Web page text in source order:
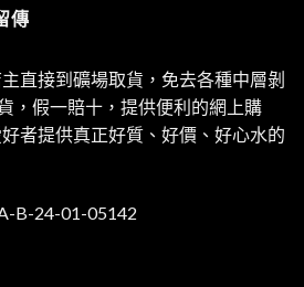
傳
直接到礦場取貨，免去各種中層剝
，假一賠十，提供便利的網上購
者提供真正好質、好價、好心水的
B-24-01-05142